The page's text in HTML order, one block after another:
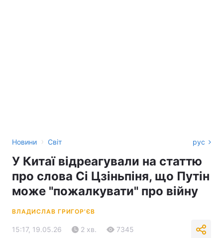
Новини › Світ рус
У Китаї відреагували на статтю
про слова Сі Цзіньпіня, що Путін
може "пожалкувати" про війну
ВЛАДИСЛАВ ГРИГОР'ЄВ
15:17, 19.05.26 2 хв. 7345